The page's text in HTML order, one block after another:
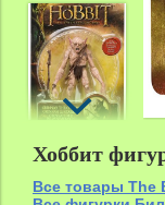
Хоббит
Все товары The